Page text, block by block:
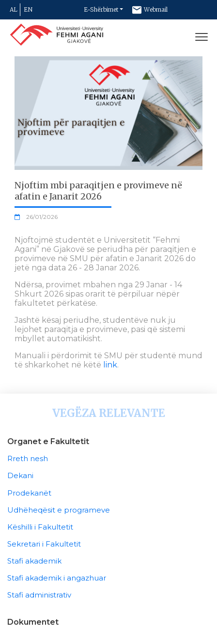
AL EN E-Shërbimet Webmail
Newsletter
Njoftim mbi paraqitjen e provimeve në
afatin e Janarit 2026
26/01/2026
Njoftojmë studentët e Universitetit “Fehmi
Agani” në Gjakovë se periudha për paraqitjen e
provimeve në SMU për afatin e Janarit 2026 do
jetë nga data 26 - 28 Janar 2026.
Ndërsa, provimet mbahen nga 29 Janar - 14
Shkurt 2026 sipas orarit të përpiluar nëpër
fakultetet përkatëse.
Jashtë kësaj periudhe, studentëve nuk ju
lejohet paraqitja e provimeve, pasi që sistemi
mbyllet automatikisht.
Manuali i përdorimit të SMU për studentë mund
të shkarkohet në këtë link.
VEGËZA RELEVANTE
Organet e Fakultetit
Rreth nesh
Dekani
Prodekanët
Udhëheqësit e programeve
Këshilli i Fakultetit
Sekretari i Fakultetit
Stafi akademik
Stafi akademik i angazhuar
Stafi administrativ
Dokumentet